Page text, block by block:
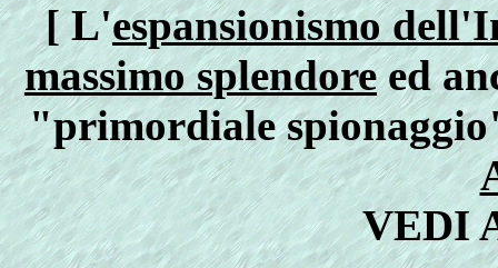
[ L'espansionismo
massimo splendoreed
"primordiale
VEDI